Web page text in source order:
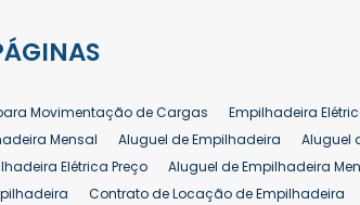
Empilhadeiras
25 ton
Locação de Empilhadeira 25 ton
25 ton
Movimentação de Cargas Empilhadeira
Mensal
Aluguel de Empilhadeira Aluguel
Elétrica Preço
Aluguel de Empilhadeira
Contrato de Locação de Empilhadeira